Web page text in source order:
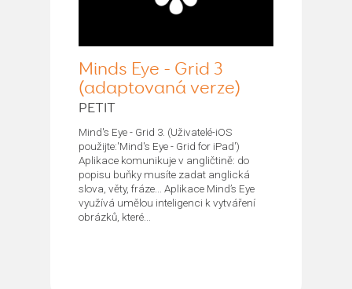
Minds Eye - Grid 3
(adaptovaná verze)
PETIT
Mind's Eye - Grid 3. (Uživatelé-iOS
použijte:'Mind's Eye - Grid for iPad')
Aplikace komunikuje v angličtině: do
popisu buňky musíte zadat anglická
slova, věty, fráze... Aplikace Mind’s Eye
využívá umělou inteligenci k vytváření
obrázků, které...